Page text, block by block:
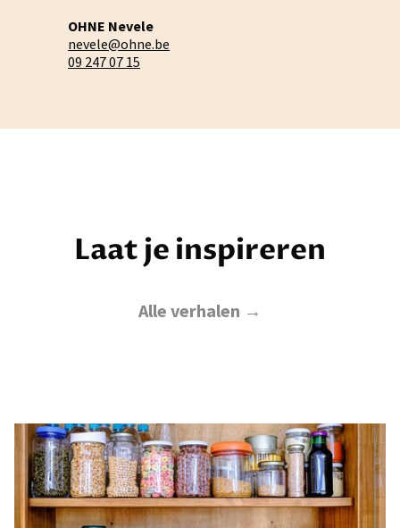
OHNE Nevele
nevele@ohne.be
09 247 07 15
Laat je inspireren
Alle verhalen →